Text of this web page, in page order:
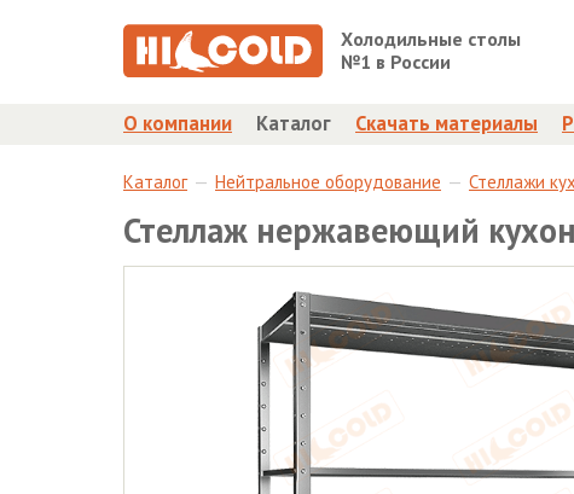
Холодильные столы
№1 в России
О компании Каталог Скачать материалы
Каталог Нейтральное оборудование Стеллажи
Стеллаж нержавеющий